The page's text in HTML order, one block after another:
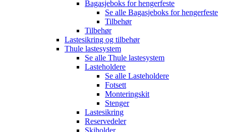
Bagasjeboks for hengerfeste
Se alle Bagasjeboks for hengerfeste
Tilbehør
Tilbehør
Lastesikring og tilbehør
Thule lastesystem
Se alle Thule lastesystem
Lasteholdere
Se alle Lasteholdere
Fotsett
Monteringskit
Stenger
Lastesikring
Reservedeler
Skiholder